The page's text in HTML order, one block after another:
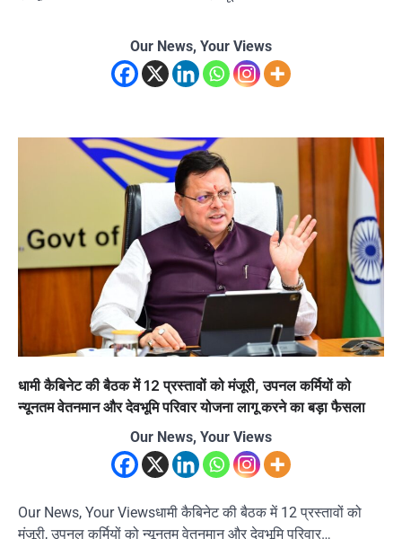
Our News, Your Views
धामी कैबिनेट की बैठक में 12 प्रस्तावों को मंजूरी, उपनल कर्मियों को
न्यूनतम वेतनमान और देवभूमि परिवार योजना लागू करने का बड़ा फैसला
Our News, Your Views
Our News, Your Viewsधामी कैबिनेट की बैठक में 12 प्रस्तावों को
मंजूरी, उपनल कर्मियों को न्यूनतम वेतनमान और देवभूमि परिवार…